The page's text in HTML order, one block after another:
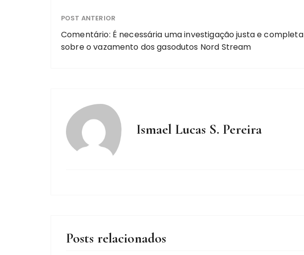
POST ANTERIOR
Comentário: É necessária uma investigação justa e completa
sobre o vazamento dos gasodutos Nord Stream
Ismael Lucas S. Pereira
Posts relacionados